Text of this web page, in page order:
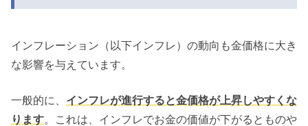
インフレーション（以下インフレ）の動向も金価格に大き
な影響を与えています。
一般的に、 インフレが進行すると金価格が上昇しやすくな
ります。これは、インフレでお金の価値が下がるとものや